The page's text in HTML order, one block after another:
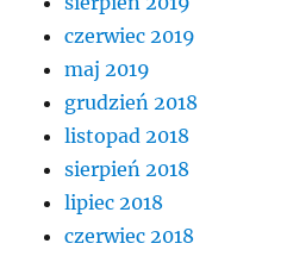
czerwiec 2019
maj 2019
grudzień 2018
listopad 2018
sierpień 2018
lipiec 2018
czerwiec 2018